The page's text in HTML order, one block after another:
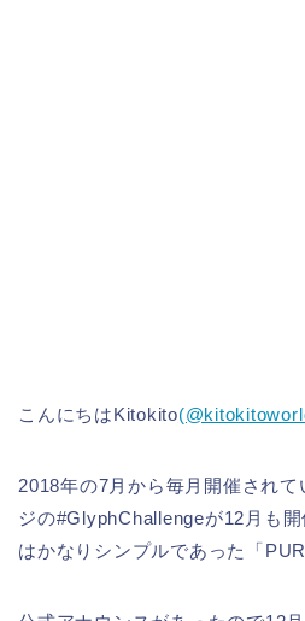
こんにちはKitokito
2018年の7月から毎月開催され
ジの#GlyphChallengeが12月も
はかなりシンプルであった「